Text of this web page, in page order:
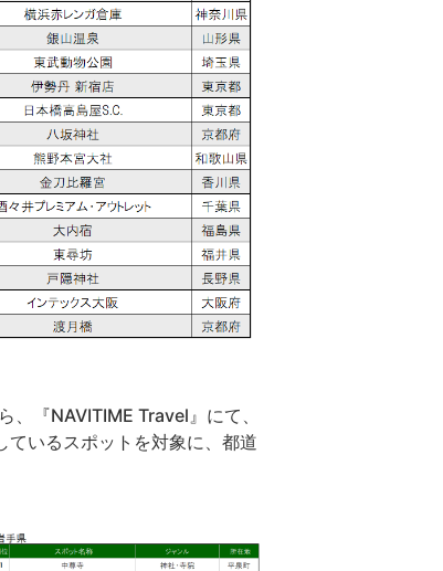
、『NAVITIME Travel』にて、
いるスポットを対象に、都道